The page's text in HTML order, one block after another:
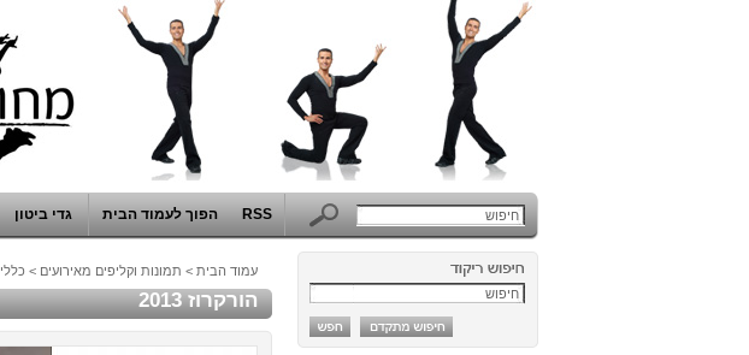
RSS הפוך לעמוד הבית גדי ביטון
עמוד הבית > תמונות וקליפים מאירועים > כללי
הורקרוז 2013